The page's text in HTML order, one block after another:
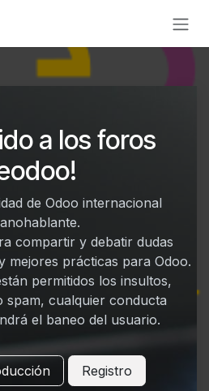
a los foros
de Odoo internacional
compartir y debatir dudas
mejores prácticas para Odoo.
permitidos los insultos,
spam, cualquier conducta
el baneo del usuario.
Registro